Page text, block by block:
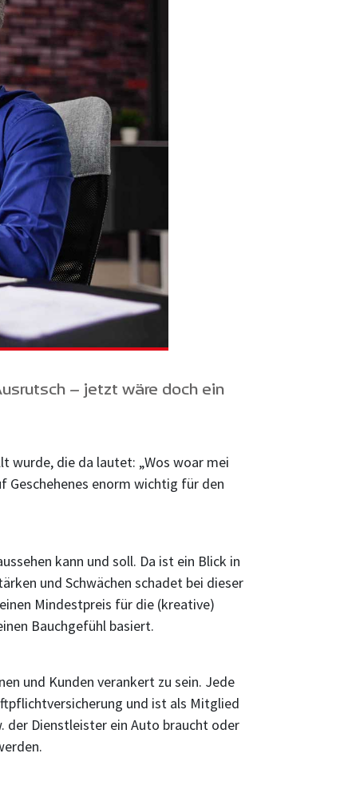
– jetzt wäre doch ein
wurde, die da lautet: „Wos woar mei
Geschehenes enorm wichtig für den
kann und soll. Da ist ein Blick in
und Schwächen schadet bei dieser
Mindestpreis für die (kreative)
Bauchgefühl basiert.
und Kunden verankert zu sein. Jede
und ist als Mitglied
der Dienstleister ein Auto braucht oder